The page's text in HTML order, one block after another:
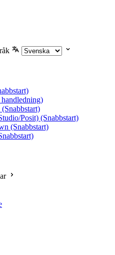
Posit) (Snabbstart)
(Snabbstart)